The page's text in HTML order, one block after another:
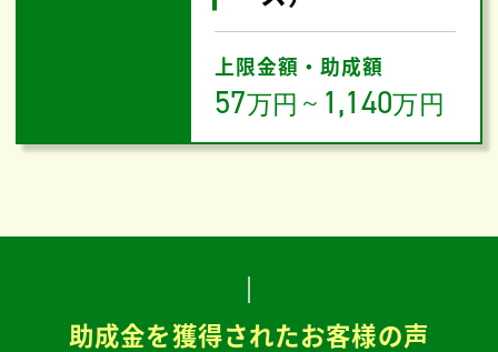
上限金額・助成額
57万円 ～ 1,140万円
助成金を獲得されたお客様の声